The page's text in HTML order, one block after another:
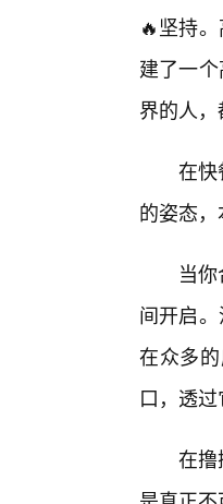
🔥坚持
建了一
界的人
在
的姿态，
当
间开启
在众多
口，透
在